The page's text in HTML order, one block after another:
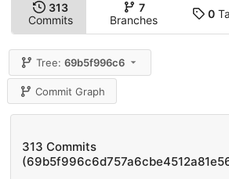
313
Commits
7
Branches
0
Tree:69b5f996c6
Commit Graph
313 Commits